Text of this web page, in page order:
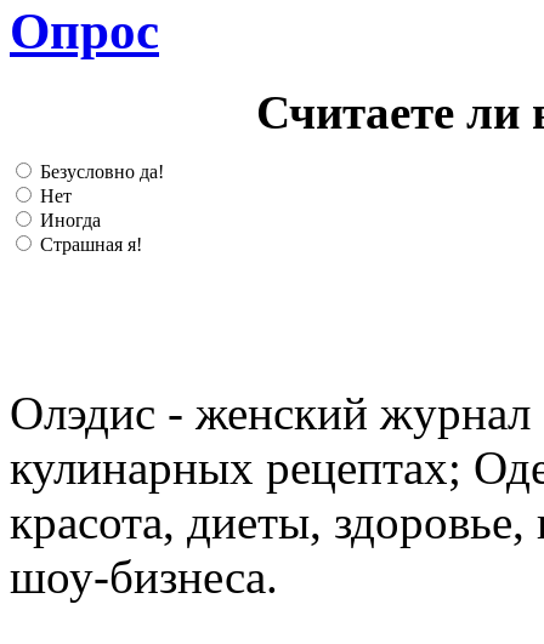
Опрос
Считаете ли
Безусловно да!
Нет
Иногда
Страшная я!
Олэдис - женский журнал
кулинарных рецептах;
красота, диеты,
шоу-бизнеса.